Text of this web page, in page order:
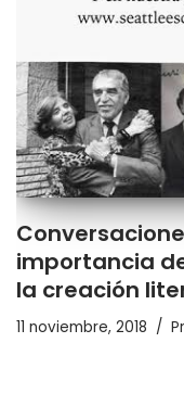
importancia
la creación
11 noviembre, 2018